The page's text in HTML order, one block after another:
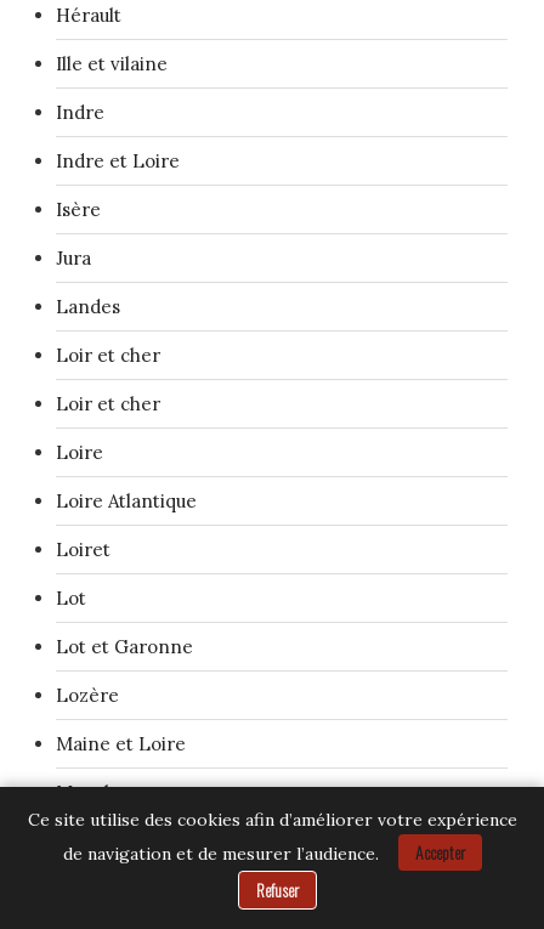
Hérault
Ille et vilaine
Indre
Indre et Loire
Isère
Jura
Landes
Loir et cher
Loir et cher
Loire
Loire Atlantique
Loiret
Lot
Lot et Garonne
Lozère
Maine et Loire
Manche
Ce site utilise des cookies afin d’améliorer votre expérience
de navigation et de mesurer l’audience.
Accepter
Refuser